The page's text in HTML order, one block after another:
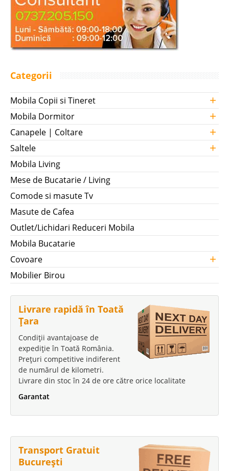
Categorii
Mobila Copii si Tineret +
Mobila Dormitor +
Canapele | Coltare +
Saltele +
Mobila Living
Mese de Bucatarie / Living
Comode si masute Tv
Masute de Cafea
Outlet/Lichidari Reduceri Mobila
Mobila Bucatarie
Covoare
+
Mobilier Birou
Livrare rapidă în Toată
Țara
Condiții avantajoase de
expediție în Toată România.
Prețuri competitive indiferent
de numărul de kilometri.
Livrare din stoc în 24 de ore către orice localitate
Garantat
Transport Gratuit
București